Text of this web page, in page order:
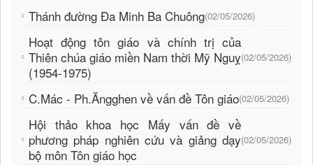
Thánh đường Đa Minh Ba Chuông(02/05/2026)
Hoạt động tôn giáo và chính trị của
Thiên chúa giáo miền Nam thời Mỹ Nguỵ
(1954-1975)
(02/05/2026)
C.Mác - Ph.Ăngghen về vấn đề Tôn giáo(02/05/2026)
Hội thảo khoa học Mấy vấn đề về
phương pháp nghiên cứu và giảng dạy
bộ môn Tôn giáo học
(02/05/2026)